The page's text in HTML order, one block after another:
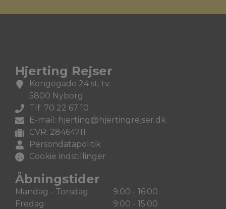
Hjerting Rejser
Kongegade 24 st. tv.
5800 Nyborg
Tlf: 70 22 67 10
E-mail: hjerting@hjertingrejser.dk
CVR: 28464711
Persondatapolitik
Cookie indstillinger
Åbningstider
Mandag - Torsdag:
Fredag:
9:00 - 16:00
9:00 - 15:00